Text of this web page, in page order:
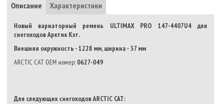
Описание Характеристики
Новый вариаторный ремень ULTIMAX PRO 147-4407U4 для
снегоходов Арктик Кэт.
Внешняя окружность - 1228 мм, ширина - 37 мм
ARCTIC CAT OEM номер: 0627-049
Для следующих снегоходов ARCTIC CAT: